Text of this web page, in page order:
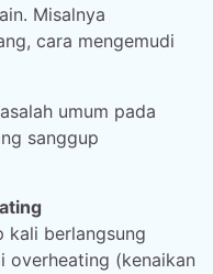
Misalnya
cara mengemudi
umum pada
sanggup
kali berlangsung
overheating (kenaikan